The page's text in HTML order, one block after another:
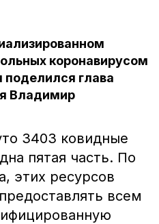
коронавирусом
поделился глава
Владимир
3403 ковидные
пятая часть. По
этих ресурсов
всем